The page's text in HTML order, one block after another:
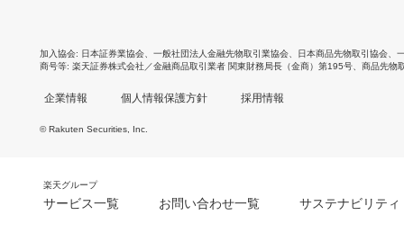
加入協会 日本証券業協会 一般社団法人金融先物取引業協会 日本商品先物取引協会
商号等 楽天証券株式会社／金融商品取引業者 関東財務局長（金商）第195号、商品先物
企業情報 個人情報保護方針 採用情報
© Rakuten Securities, Inc.
楽天グループ
サービス一覧 お問い合わせ一覧 サステナビリティ